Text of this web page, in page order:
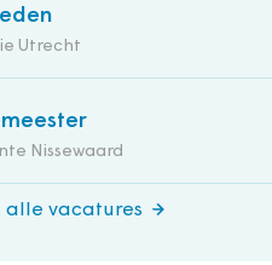
Utrecht
Nissewaard
alle vacatures